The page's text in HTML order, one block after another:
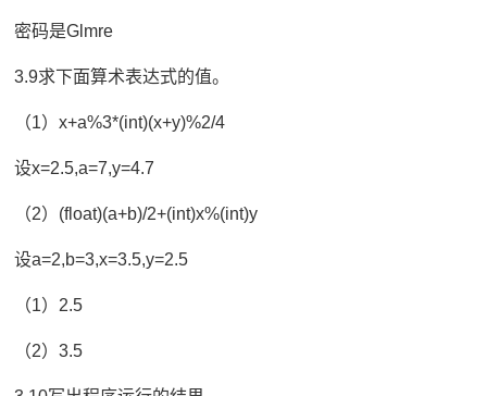
密码是Glmre
3.9求下面算术表达式的值。
（1）x+a%3*(int)(x+y)%2/4
设x=2.5,a=7,y=4.7
（2）(float)(a+b)/2+(int)x%(int)y
设a=2,b=3,x=3.5,y=2.5
（1）2.5
（2）3.5